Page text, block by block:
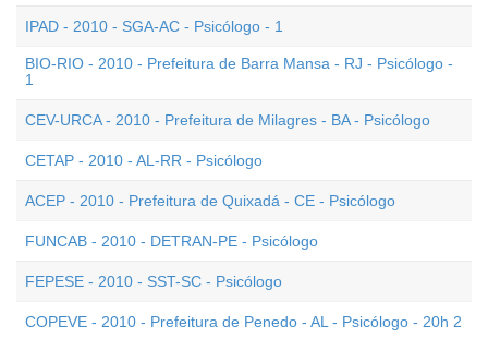
IPAD - 2010 - SGA-AC - Psicólogo - 1
BIO-RIO - 2010 - Prefeitura de Barra Mansa - RJ - Psicólogo -
1
CEV-URCA - 2010 - Prefeitura de Milagres - BA - Psicólogo
CETAP - 2010 - AL-RR - Psicólogo
ACEP - 2010 - Prefeitura de Quixadá - CE - Psicólogo
FUNCAB - 2010 - DETRAN-PE - Psicólogo
FEPESE - 2010 - SST-SC - Psicólogo
COPEVE - 2010 - Prefeitura de Penedo - AL - Psicólogo - 20h 2